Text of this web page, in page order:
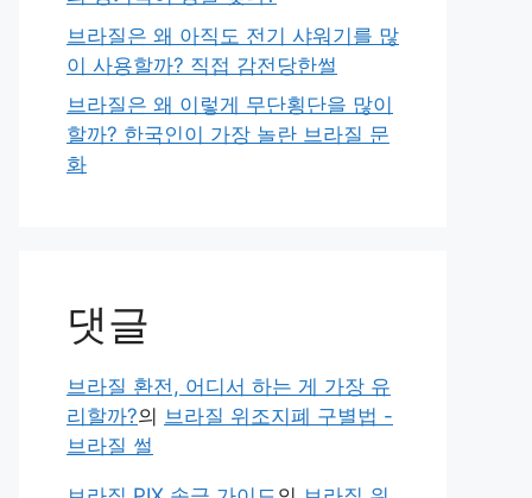
브라질은 왜 아직도 전기 샤워기를 많
이 사용할까? 직접 감전당한썰
브라질은 왜 이렇게 무단횡단을 많이
할까? 한국인이 가장 놀란 브라질 문
화
댓글
브라질 환전, 어디서 하는 게 가장 유
리할까?의 브라질 위조지폐 구별법 -
브라질 썰